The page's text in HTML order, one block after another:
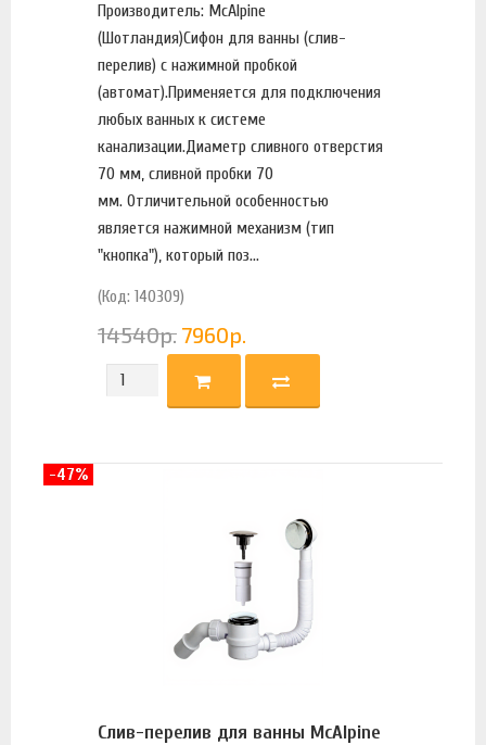
Производитель: McAlpine
(Шотландия)Сифон для ванны (слив-
перелив) с нажимной пробкой
(автомат).Применяется для подключения
любых ванных к системе
канализации.Диаметр сливного отверстия
70 мм, сливной пробки 70
мм. Отличительной особенностью
является нажимной механизм (тип
"кнопка"), который поз...
(Код: 140309)
14540р. 7960р.
Слив-перелив для ванны McAlpine
-47%